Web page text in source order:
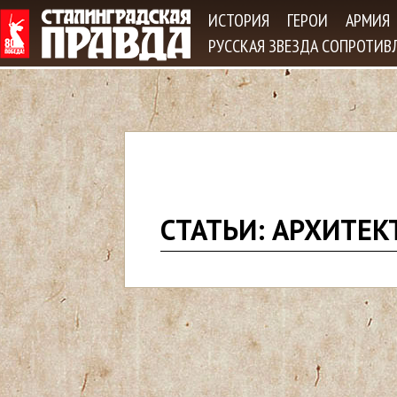
ИСТОРИЯ ГЕРОИ
АРМИЯ
РУССКАЯ ЗВЕЗДА
ы
з
д
СТАТЬИ: